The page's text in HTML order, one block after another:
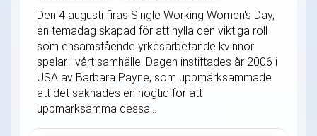
Den 4 augusti firas Single Working Women's Day,
en temadag skapad för att hylla den viktiga roll
som ensamstående yrkesarbetande kvinnor
spelar i vårt samhälle. Dagen instiftades år 2006 i
USA av Barbara Payne, som uppmärksammade
att det saknades en högtid för att
uppmärksamma dessa...